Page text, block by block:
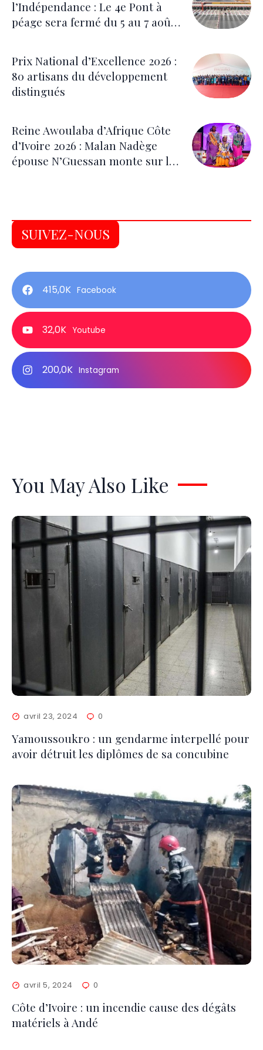
l’Indépendance : Le 4e Pont à
péage sera fermé du 5 au 7 août
Prix National d’Excellence 2026 :
80 artisans du développement
distingués
Reine Awoulaba d’Afrique Côte
d’Ivoire 2026 : Malan Nadège
épouse N’Guessan monte sur le
SUIVEZ-NOUS
415,0K Facebook
32,0K Youtube
200,0K Instagram
You May Also Like
avril 23, 2024 0
Yamoussoukro : un gendarme interpellé pour
avoir détruit les diplômes de sa concubine
avril 5, 2024 0
Côte d’Ivoire : un incendie cause des dégâts
matériels à Andé